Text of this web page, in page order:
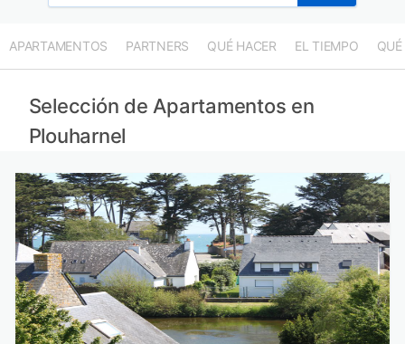
APARTAMENTOS PARTNERS QUÉ HACER EL TIEMPO QUÉ
Selección de Apartamentos en
Plouharnel